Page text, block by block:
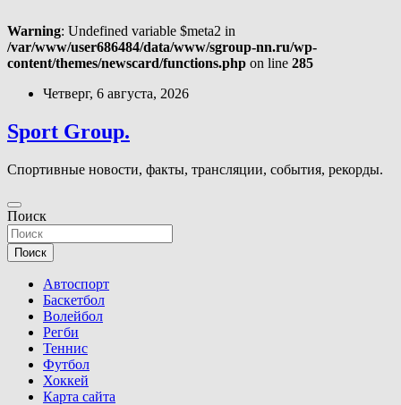
Warning: Undefined variable $meta2 in
/var/www/user686484/data/www/sgroup-nn.ru/wp-
content/themes/newscard/functions.php on line 285
Перейти
содержимому
Четверг, 6 августа, 2026
Sport Group.
Спортивные новости, факты, трансляции, события, рекорды.
Поиск
Поиск
Автоспорт
Баскетбол
Волейбол
Регби
Теннис
Футбол
Хоккей
Карта сайта